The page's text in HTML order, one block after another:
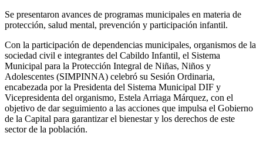
Se presentaron avances de programas municipales en materia de
protección, salud mental, prevención y participación infantil.
Con la participación de dependencias municipales, organismos de la
sociedad civil e integrantes del Cabildo Infantil, el Sistema
Municipal para la Protección Integral de Niñas, Niños y
Adolescentes (SIMPINNA) celebró su Sesión Ordinaria,
encabezada por la Presidenta del Sistema Municipal DIF y
Vicepresidenta del organismo, Estela Arriaga Márquez, con el
objetivo de dar seguimiento a las acciones que impulsa el Gobierno
de la Capital para garantizar el bienestar y los derechos de este
sector de la población.